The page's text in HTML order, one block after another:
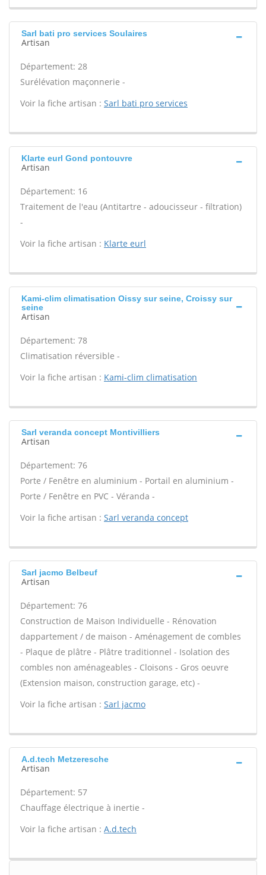
Sarl bati pro services Soulaires
Artisan
Département: 28
Surélévation maçonnerie -
Voir la fiche artisan : Sarl bati pro services
Klarte eurl Gond pontouvre
Artisan
Département: 16
Traitement de l'eau (Antitartre - adoucisseur - filtration)
-
Voir la fiche artisan : Klarte eurl
Kami-clim climatisation Oissy sur seine, Croissy sur
seine
Artisan
Département: 78
Climatisation réversible -
Voir la fiche artisan : Kami-clim climatisation
Sarl veranda concept Montivilliers
Artisan
Département: 76
Porte / Fenêtre en aluminium - Portail en aluminium -
Porte / Fenêtre en PVC - Véranda -
Voir la fiche artisan : Sarl veranda concept
Sarl jacmo Belbeuf
Artisan
Département: 76
Construction de Maison Individuelle - Rénovation
dappartement / de maison - Aménagement de combles
- Plaque de plâtre - Plâtre traditionnel - Isolation des
combles non aménageables - Cloisons - Gros oeuvre
(Extension maison, construction garage, etc) -
Voir la fiche artisan : Sarl jacmo
A.d.tech Metzeresche
Artisan
Département: 57
Chauffage électrique à inertie -
Voir la fiche artisan : A.d.tech